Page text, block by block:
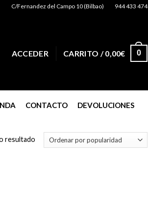
C/Fernandez del Campo 10 (Bilbao) 944 433 474
ACCEDER CARRITO /0,00€ 0
CONTACTO DEVOLUCIONES
resultado